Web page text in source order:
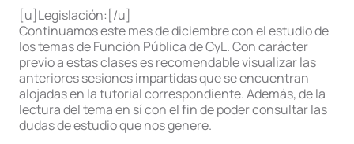
[u]Legislación:[/u]
Continuamos este mes de diciembre con el estudio de
los temas de Función Pública de CyL. Con carácter
previo a estas clases es recomendable visualizar las
anteriores sesiones impartidas que se encuentran
alojadas en la tutorial correspondiente. Además, de la
lectura del tema en sí con el fin de poder consultar las
dudas de estudio que nos genere.